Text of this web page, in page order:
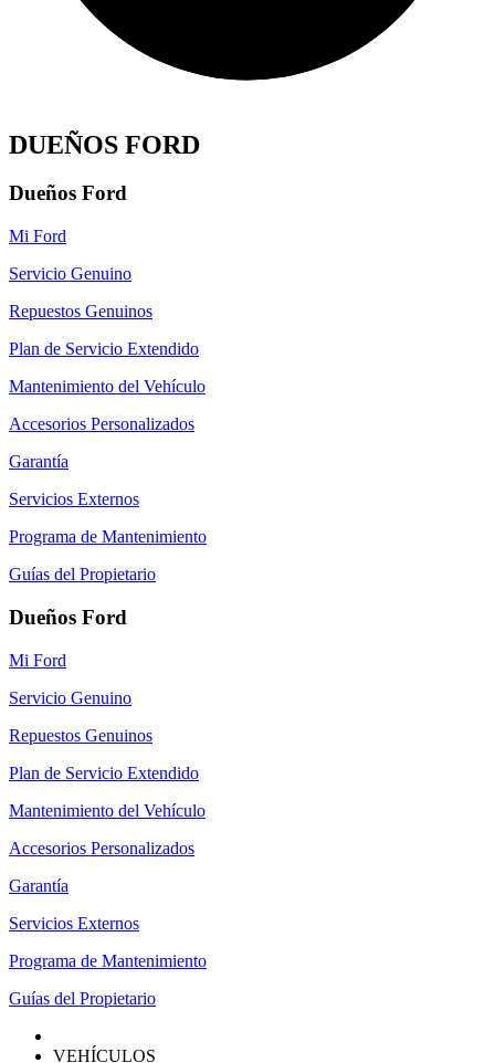
DUEÑOS FORD
Dueños Ford
Mi Ford
Servicio Genuino
Repuestos Genuinos
Plan de Servicio Extendido
Mantenimiento del Vehículo
Accesorios Personalizados
Garantía
Servicios Externos
Programa de Mantenimiento
Guías del Propietario
Dueños Ford
Mi Ford
Servicio Genuino
Repuestos Genuinos
Plan de Servicio Extendido
Mantenimiento del Vehículo
Accesorios Personalizados
Garantía
Servicios Externos
Programa de Mantenimiento
Guías del Propietario
VEHÍCULOS